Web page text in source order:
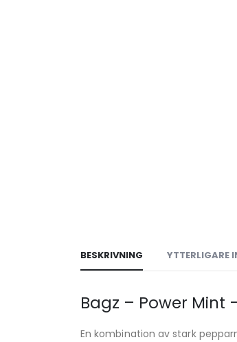
BESKRIVNING YTTERLIGARE
Bagz – Power Mint
En kombination av stark